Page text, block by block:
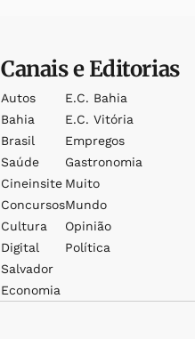
Canais e Editorias
Autos
Bahia
Brasil
Saúde
Cineinsite
Concursos
Cultura
Digital
Salvador
Economia
E.c. Bahia
E.c. Vitória
Empregos
Gastronomia
Muito
Mundo
Opinião
Política